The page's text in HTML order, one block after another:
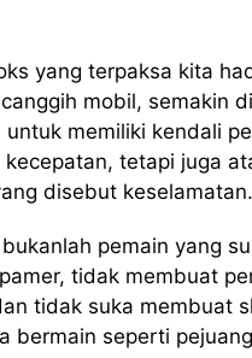
yang terpaksa kita
mobil, semakin
untuk memiliki kendali
kecepatan, tetapi juga
disebut keselamatan.
pemain yang
tidak membuat
tidak suka membuat
bermain seperti